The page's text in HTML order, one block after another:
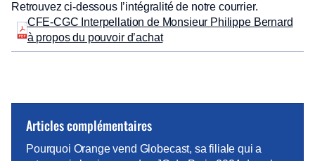
Retrouvez ci-dessous l’intégralité de notre courrier.
CFE-CGC Interpellation de Monsieur Philippe Bernard
à propos du pouvoir d’achat
Articles complémentaires
Pourquoi Orange vend Globecast, sa filiale qui a